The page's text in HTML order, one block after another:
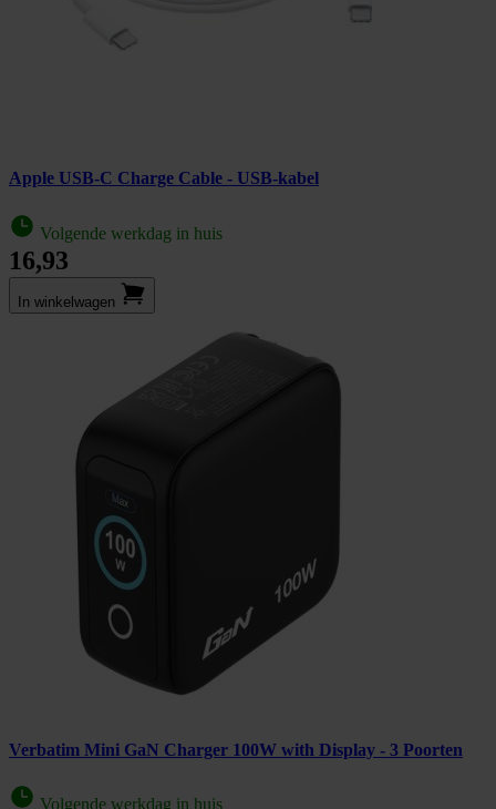
Apple USB-C Charge Cable - USB-kabel
Volgende werkdag in huis
16,93
In winkel­wagen
Verbatim Mini GaN Charger 100W with Display - 3 Poorten
Volgende werkdag in huis